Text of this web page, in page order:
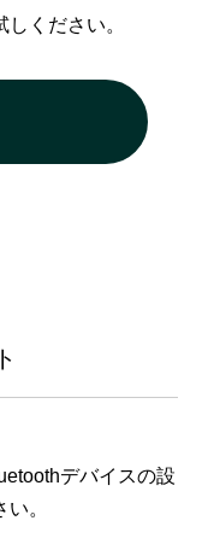
ください。
デバイスの設
。